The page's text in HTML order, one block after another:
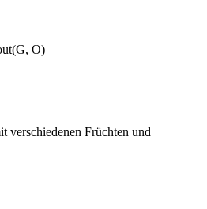
(G, O)
verschiedenen Früchten und